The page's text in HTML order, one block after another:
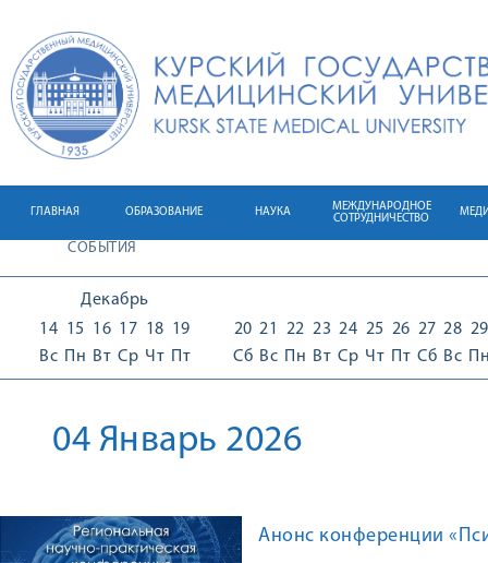
ГЛАВНАЯ ОБРАЗОВАНИЕ НАУКА
МЕЖДУНАРОДНОЕ
СОТРУДНИЧЕСТВО
СОБЫТИЯ
Декабрь
14
Вс
15
Пн
16
Вт
17
Ср
18
Чт
19
Пт
20
Сб
21
Вс
22
Пн
23
Вт
24
Ср
25
Чт
26
Пт
27
Сб
28
Вс
29
04 Январь 2026
Анонс конференции